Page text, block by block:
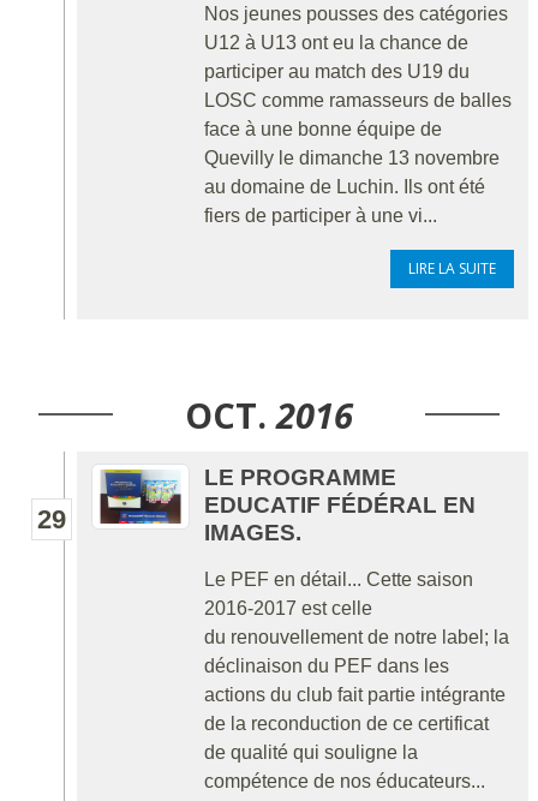
Nos jeunes pousses des catégories
U12 à U13 ont eu la chance de
participer au match des U19 du
LOSC comme ramasseurs de balles
face à une bonne équipe de
Quevilly le dimanche 13 novembre
au domaine de Luchin. Ils ont été
fiers de participer à une vi...
LIRE LA SUITE
OCT. 2016
29
LE PROGRAMME
EDUCATIF FÉDÉRAL EN
IMAGES.
Le PEF en détail... Cette saison
2016-2017 est celle
du renouvellement de notre label; la
déclinaison du PEF dans les
actions du club fait partie intégrante
de la reconduction de ce certificat
de qualité qui souligne la
compétence de nos éducateurs...